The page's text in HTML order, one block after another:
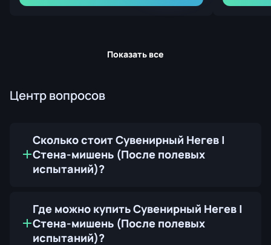
Показать все
Центр вопросов
Сколько стоит Сувенирный Негев |
Стена-мишень (После полевых
испытаний)?
Где можно купить Сувенирный Негев |
Стена-мишень (После полевых
испытаний)?